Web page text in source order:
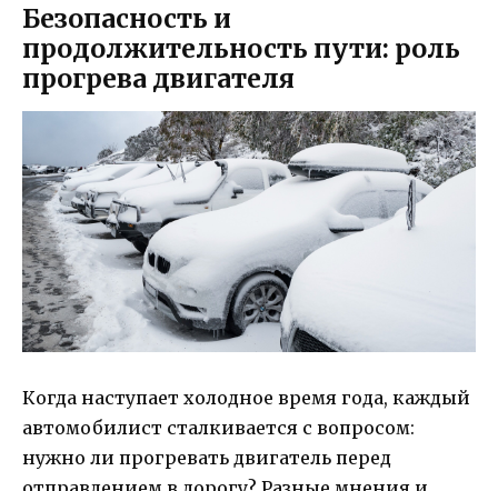
Безопасность и
продолжительность пути: роль
прогрева двигателя
Когда наступает холодное время года, каждый
автомобилист сталкивается с вопросом:
нужно ли прогревать двигатель перед